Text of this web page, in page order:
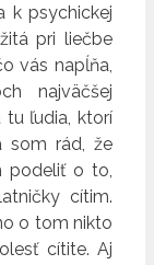
k psychickej
pri liečbe
vás napĺňa,
najväčšej
tu ľudia, ktorí
som rád, že
podeliť o to,
cítim.
o tom nikto
cítite. Aj